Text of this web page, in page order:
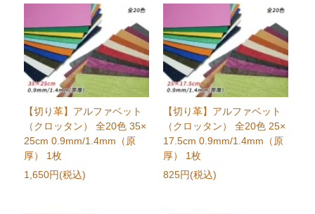
【切り革】アルファベット
（クロッタン） 全20色 35×
25cm 0.9mm/1.4mm（原
厚） 1枚
1,650円(税込)
【切り革】アルファベット
（クロッタン） 全20色 25×
17.5cm 0.9mm/1.4mm（原
厚） 1枚
825円(税込)